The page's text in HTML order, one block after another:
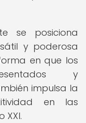
se posiciona
y poderosa
en que los
y
impulsa la
en las
XXI.